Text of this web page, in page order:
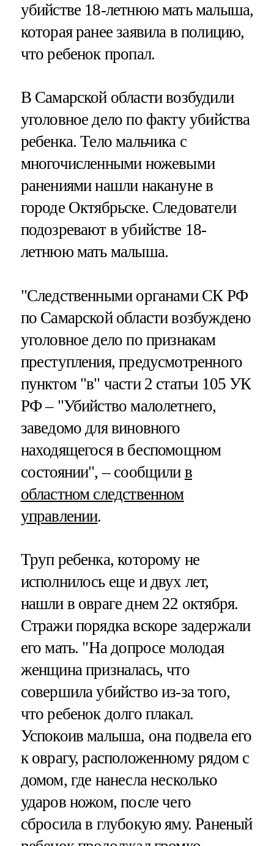
убийстве 18-летнюю мать малыша,
которая ранее заявила в полицию,
что ребенок пропал.
В Самарской области возбудили
уголовное дело по факту убийства
ребенка. Тело мальчика с
многочисленными ножевыми
ранениями нашли накануне в
городе Октябрьске. Следователи
подозревают в убийстве 18-
летнюю мать малыша.
"Следственными органами СК РФ
по Самарской области возбуждено
уголовное дело по признакам
преступления, предусмотренного
пунктом "в" части 2 статьи 105 УК
РФ – "Убийство малолетнего,
заведомо для виновного
находящегося в беспомощном
состоянии", – сообщили в
областном следственном
управлении.
Труп ребенка, которому не
исполнилось еще и двух лет,
нашли в овраге днем 22 октября.
Стражи порядка вскоре задержали
его мать. "На допросе молодая
женщина призналась, что
совершила убийство из-за того,
что ребенок долго плакал.
Успокоив малыша, она подвела его
к оврагу, расположенному рядом с
домом, где нанесла несколько
ударов ножом, после чего
сбросила в глубокую яму. Раненый